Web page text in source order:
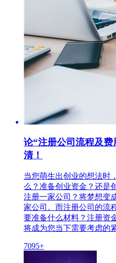
论“注册公司流程及
清！
当您萌生出创业的想法时
么？准备创业资金？还是
注册一家公司？将梦想变
家公司。而注册公司的流
要准备什么材料？注册资
将成为您当下需要考虑的
7095+